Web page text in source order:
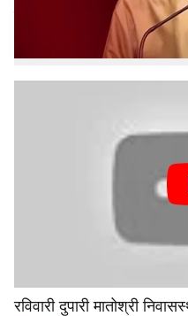
खासदार पाटील त्यांच्या
अपघात झाला. या अपघातात
रविवारी दुपारी मातोश्री